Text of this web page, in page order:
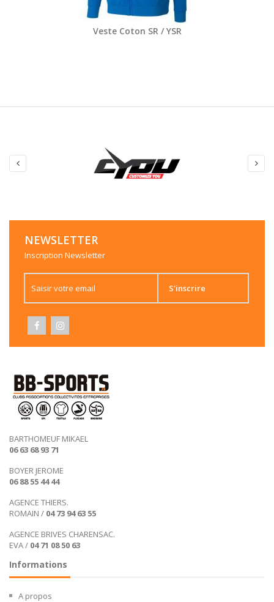
Veste Coton SR / YSR
NEWSLETTER
Inscription Newsletter
S'inscrire
BARTHOMEUF MIKAEL
06 63 68 93 71
BOYER JEROME
06 88 55 44 44
AGENCE THIERS.
ROMAIN / 04 73 94 63 55
AGENCE BRIVES CHARENSAC.
EVA / 04 71 08 50 63
Informations
A propos